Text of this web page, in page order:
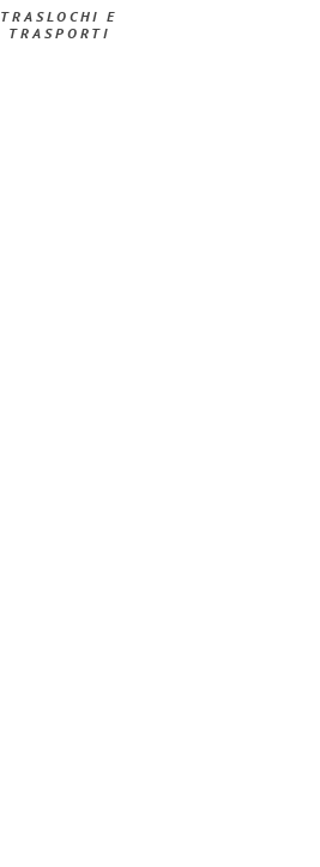
TRASLOCHI E
TRASPORTI​